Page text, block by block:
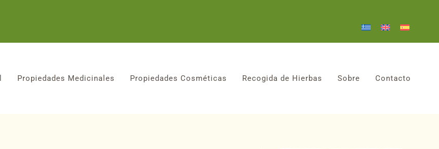
Propiedades Medicinales Propiedades Cosméticas Recogida de Hierbas Sobre Contacto